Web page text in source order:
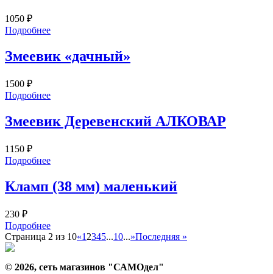
1050 ₽
Подробнее
Змеевик «дачный»
1500 ₽
Подробнее
Змеевик Деревенский АЛКОВАР
1150 ₽
Подробнее
Кламп (38 мм) маленький
230 ₽
Подробнее
Страница 2 из 10«1 2345...10...»Последняя »
© 2026, сеть магазинов "САМОдел"